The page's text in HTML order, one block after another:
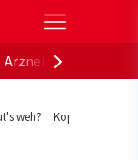
der
weh? Kopf